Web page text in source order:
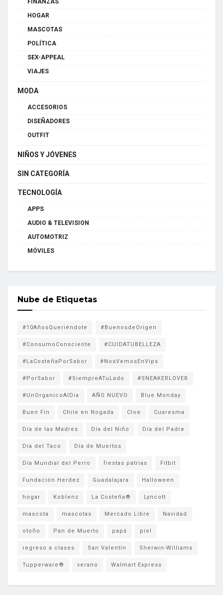
FINANZAS
HOGAR
MASCOTAS
POLÍTICA
SEX-APPEAL
VIAJES
MODA
ACCESORIOS
DISEÑADORES
OUTFIT
NIÑOS Y JÓVENES
SIN CATEGORÍA
TECNOLOGÍA
APPS
AUDIO & TELEVISION
AUTOMOTRIZ
MÓVILES
Nube de Etiquetas
#10AñosQueriéndote #BuenosdeOrigen
#ConsumoConsciente #CUIDATUBELLEZA
#LaCosteñaPorSabor #NosVemosEnVips
#PorSabor #SiempreATuLado #SNEAKERLOVER
#UnOrganicoAlDia AÑO NUEVO Blue Monday
Buen Fin Chile en Nogada Cloe Cuaresma
Día de las Madres Día del Niño Día del Padre
Día del Taco Día de Muertos
Día Mundial del Perro fiestas patrias Fitbit
Fundación Herdez Guadalajara Halloween
hogar Koblenz La Costeña® Lyncott
mascota mascotas Mercado Libre Navidad
otoño Pan de Muerto papá piel
regreso a clases San Valentín Sherwin-Williams
Tupperware® verano Walmart Express